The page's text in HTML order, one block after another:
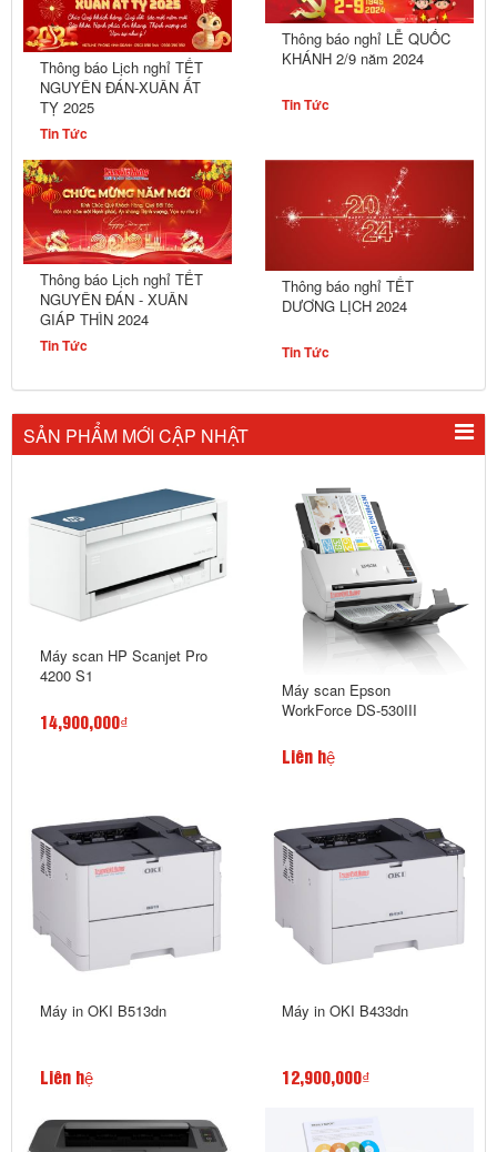
Thông báo Lịch nghỉ TẾT
NGUYÊN ĐÁN-XUÂN ẤT
TỴ 2025
Tin Tức
Thông báo nghỉ LỄ QUỐC
KHÁNH 2/9 năm 2024
Tin Tức
Thông báo Lịch nghỉ TẾT
NGUYÊN ĐÁN - XUÂN
GIÁP THÌN 2024
Tin Tức
Thông báo nghỉ TẾT
DƯƠNG LỊCH 2024
Tin Tức
SẢN PHẨM MỚI CẬP NHẬT
Máy scan HP Scanjet Pro
4200 S1
14,900,000₫
Máy scan Epson
WorkForce DS-530III
Liên hệ
Máy in OKI B513dn
Liên hệ
Máy in OKI B433dn
12,900,000₫